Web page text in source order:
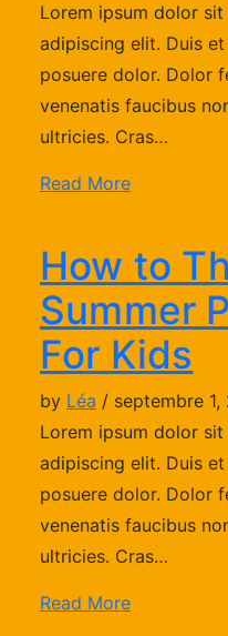
Lorem ipsum dolor
adipiscing elit. Duis
posuere dolor. Dolor
venenatis faucibus
ultricies. Cras…
Read More
How to
Summer
For Kids
by Léa / septembre
Lorem ipsum dolor
adipiscing elit. Duis
posuere dolor. Dolor
venenatis faucibus
ultricies. Cras…
Read More